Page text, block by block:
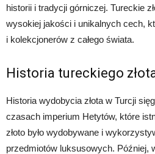
historii i tradycji górniczej. Tureckie
wysokiej jakości i unikalnych cech,
i kolekcjonerów z całego świata.
Historia tureckiego
Historia wydobycia złota w Turcji
czasach imperium Hetytów, które
złoto było wydobywane i
przedmiotów luksusowych. Później,